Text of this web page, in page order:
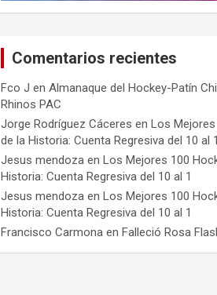
Comentarios recientes
Fco J enAlmanaque del Hockey-Patín
Rhinos PAC
Jorge Rodríguez Cáceres enLos
de la Historia: Cuenta Regresiva del 10 al 1
Jesus mendoza enLos Mejores 100
Historia: Cuenta Regresiva del 10 al 1
Jesus mendoza enLos Mejores 100
Historia: Cuenta Regresiva del 10 al 1
Francisco Carmona enFalleció Rosa